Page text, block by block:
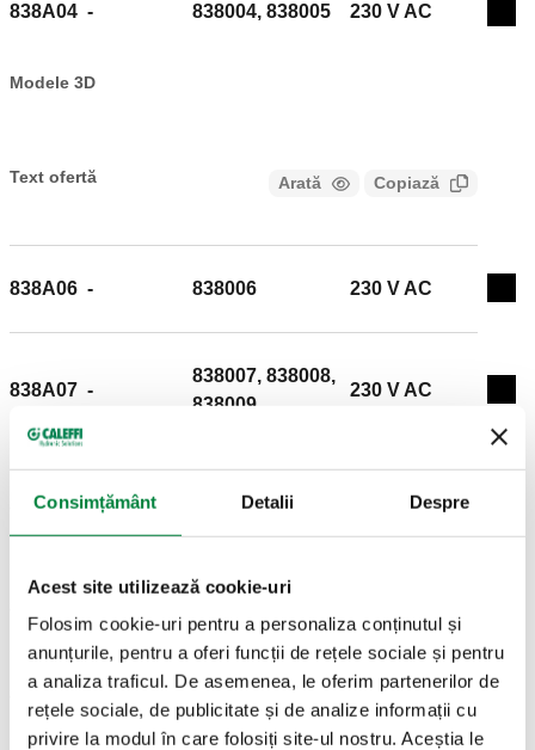
Consimțământ Detalii Despre
Acest site utilizează cookie-uri
Folosim cookie-uri pentru a personaliza conținutul și
anunțurile, pentru a oferi funcții de rețele sociale și pentru
a analiza traficul. De asemenea, le oferim partenerilor de
rețele sociale, de publicitate și de analize informații cu
privire la modul în care folosiți site-ul nostru. Aceștia le
838A04 - 838004, 838005 230 V AC
Modele 3D
Text ofertă Arată Copiază
nu poate fi utilizată pentru electrovalvele din versiunea
838A06 - 838006 230 V AC
838A07 -
838007, 838008,
838009
230 V AC
838A17 *
838007, 838008,
230 V AC
838B06 - 838106 24 V AC